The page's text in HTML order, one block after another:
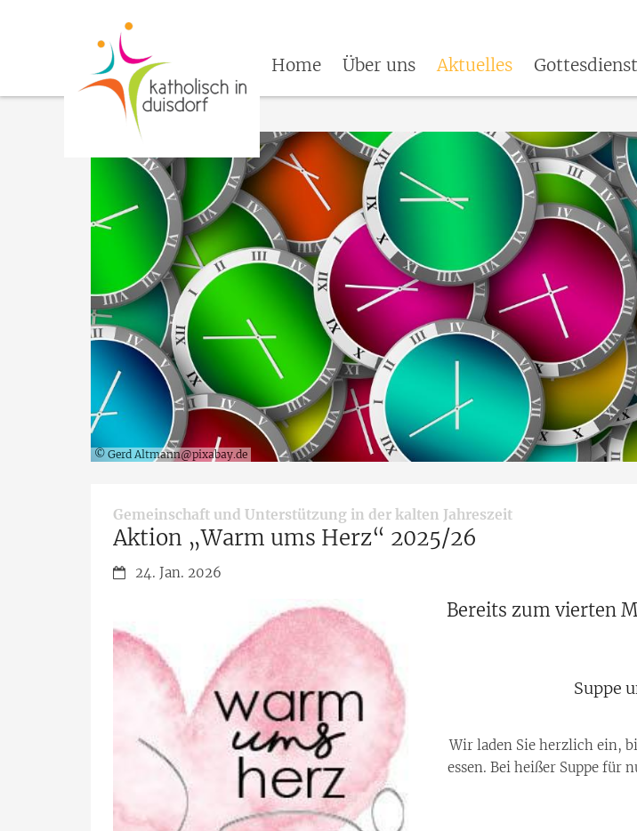
Home Über uns Aktuelles
© Gerd Altmann@pixabay.de
Gemeinschaft und Unterstützung in der kalten Jahreszeit:
Aktion „Warm ums Herz“ 2025/26
Datum:24. Jan. 2026
Bereits zum vierten
Suppe
Wir laden Sie herzlich ein,
essen. Bei heißer Suppe für